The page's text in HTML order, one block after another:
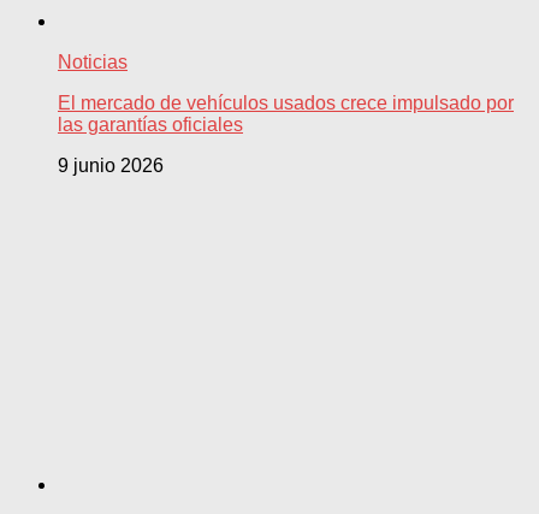
Noticias
El mercado de vehículos usados crece impulsado por
las garantías oficiales
9 junio 2026